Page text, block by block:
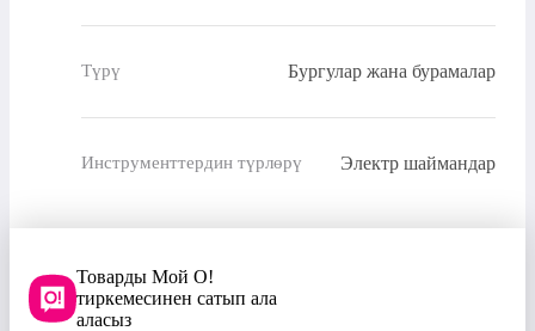
Түрү Бургулар жана бурамалар
Инструменттердин түрлөрү Электр шаймандар
Товарды Мой О!
тиркемесинен сатып ала
аласыз